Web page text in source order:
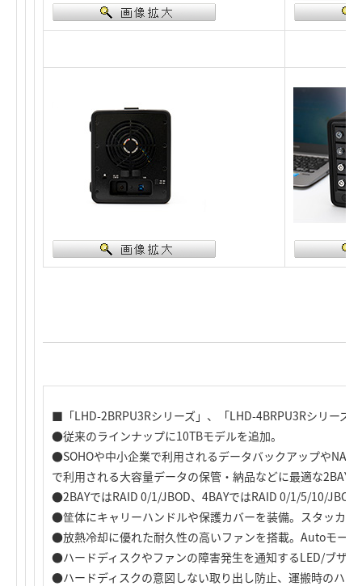
■「LHD-2BRPU3Rシリーズ」、「LHD-4BRPU3Rシリーズ
●従来のラインナップに10TBモデルを追加。
●SOHOや中小企業で利用されるデータバックアップやNAS
で利用される大容量データの保管・納品などに最適な2BAY/
●2BAYではRAID 0/1/JBOD、4BAYではRAID 0/1/5/10/JBOD
●筐体にキャリーハンドルや保護カバーを装備。スタッカブ
●放熱冷却に優れた耐久性の高いファンを搭載。Autoモー
●ハードディスクやファンの障害発生を通知するLED/ブザー
●ハードディスクの意図しない取り出し防止、運搬時のハー